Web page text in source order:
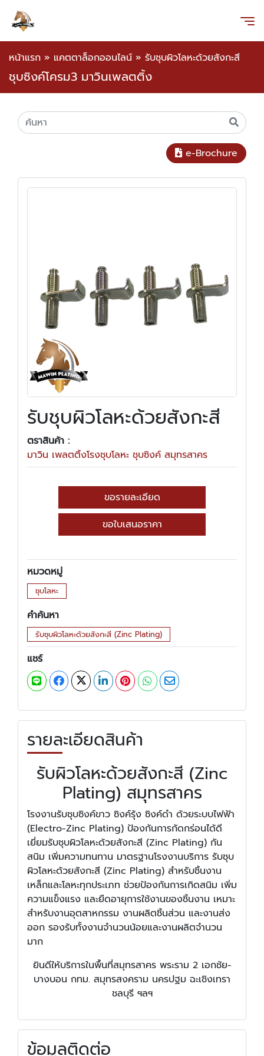
หน้าแรก » แคตตาล็อกออนไลน์ » รับชุบผิวโลหะด้วยสังกะสี
ชุบซิงค์โครม3 มาวินเพลตติ้ง
e-Brochure
รับชุบผิวโลหะด้วยสังกะสี
ตราสินค้า :
มาวิน เพลตติ้งโรงชุบโลหะ ชุบซิงค์ สมุทรสาคร
ขอรายละเอียด
ขอใบเสนอราคา
หมวดหมู่
ชุบโลหะ
คำค้นหา
รับชุบผิวโลหะด้วยสังกะสี (Zinc Plating)
แชร์
รายละเอียดสินค้า
รับผิวโลหะด้วยสังกะสี (Zinc
Plating) สมุทรสาคร
โรงงานรับชุบซิงค์ขาว ซิงค์รุ้ง ซิงค์ดำ ด้วยระบบไฟฟ้า
(Electro-Zinc Plating) ป้องกันการกัดกร่อนได้ดี
เยี่ยมรับชุบผิวโลหะด้วยสังกะสี (Zinc Plating) กัน
สนิม เพิ่มความทนทาน มาตรฐานโรงงานบริการ รับชุบ
ผิวโลหะด้วยสังกะสี (Zinc Plating) สำหรับชิ้นงาน
เหล็กและโลหะทุกประเภท ช่วยป้องกันการเกิดสนิม เพิ่ม
ความแข็งแรง และยืดอายุการใช้งานของชิ้นงาน เหมาะ
สำหรับงานอุตสาหกรรม งานผลิตชิ้นส่วน และงานส่ง
ออก รองรับทั้งงานจำนวนน้อยและงานผลิตจำนวน
มาก
ยินดีให้บริการในพื้นที่สมุทรสาคร พระราม 2 เอกชัย-
บางบอน กทม. สมุทรสงคราม นครปฐม ฉะเชิงเทรา
ชลบุรี ฯลฯ
ข้อมูลติดต่อ